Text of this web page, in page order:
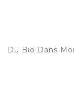
Du Bio Dans